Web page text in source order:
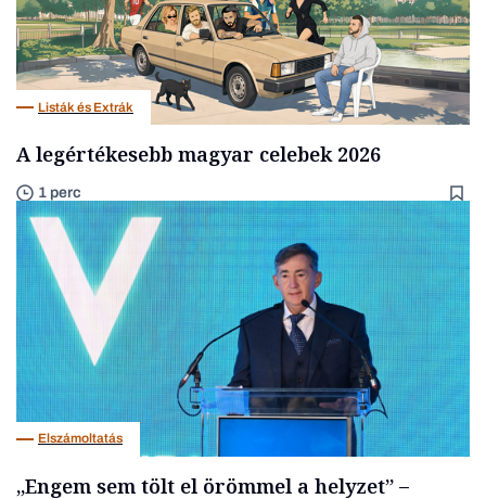
Listák és Extrák
A legértékesebb magyar celebek 2026
1 perc
Elszámoltatás
„Engem sem tölt el örömmel a helyzet” –